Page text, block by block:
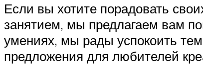
Если вы хотите порадовать
занятием, мы предлагаем вам
умениях, мы рады успокоить
предложения для любителей